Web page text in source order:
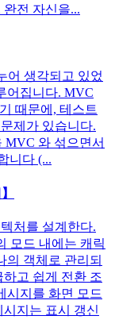
전 자신을...
어 생각되고 있었
어집니다. MVC
때문에, 테스트
제가 있습니다.
MVC 와 섞으면서
니다 (...
처를 설계한다.
모드 내에는 캐릭
의 객체로 관리되
고 쉽게 전환 조
시지를 화면 모드
지는 표시 갱신